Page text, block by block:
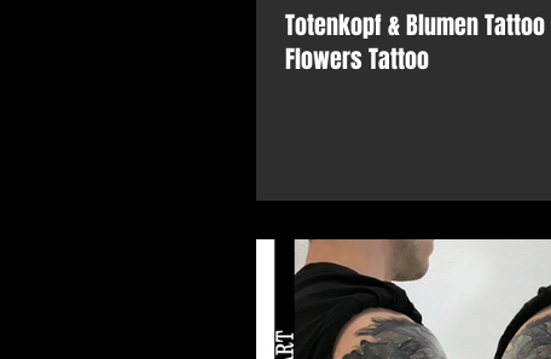
Totenkopf & Blumen
Flowers Tattoo